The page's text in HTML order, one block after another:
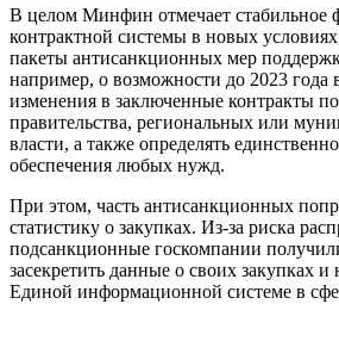
В целом Минфин отмечает стабильное
контрактной системы в новых
пакеты антисанкционных мер
например, о возможности до 2023 года
изменения в заключенные контракты
правительства, региональных или
власти, а также определять
обеспечения любых нужд.
При этом, часть антисанкционных
статистику о закупках. Из-за риска
подсанкционные госкомпании
засекретить данные о своих закупках и
Единой информационной системе в